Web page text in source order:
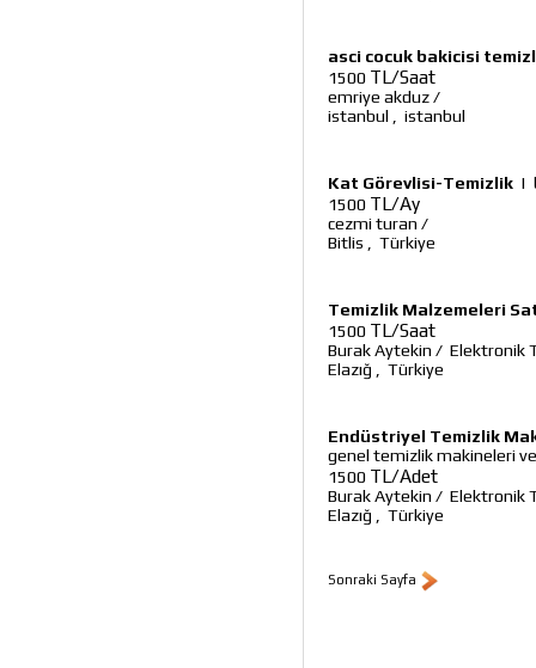
asci cocuk bakicisi
1500 TL/Saat
emriye akduz/
istanbul
istanbul
Kat Görevlisi-Temizlik |
1500 TL/Ay
cezmi turan /
Bitlis
Türkiye
Temizlik Malzemeleri
1500 TL/Saat
Burak Aytekin / Elektronik
Elazığ
Türkiye
Endüstriyel Temizlik
genel temizlik makineleri
1500 TL/Adet
Burak Aytekin / Elektronik
Elazığ
Türkiye
Sonraki Sayfa